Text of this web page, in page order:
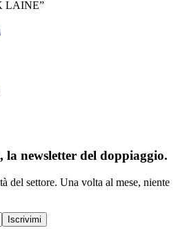
LAINE”
, la newsletter del doppiaggio.
del settore. Una volta al mese, niente
Iscrivimi